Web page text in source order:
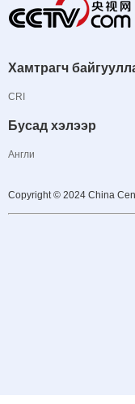
Хамтрагч
CRI
Бусад хэлээр
Англи
Copyright © 2024 China